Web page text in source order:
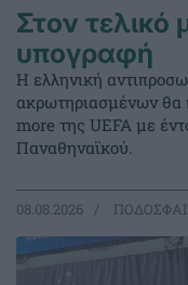
Στον τελικό
υπογραφή
Η ελληνική
ακρωτηριασμένων θα
more της UEFA με
Παναθηναϊκού.
08.08.2026